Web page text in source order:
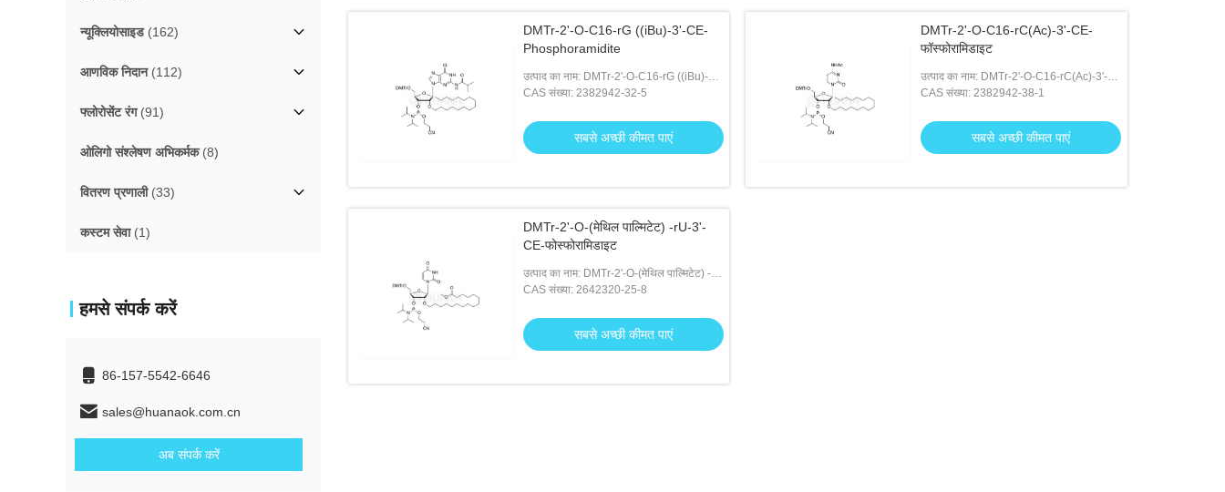
न्यूक्लियोसाइड(162)
आणविक निदान(112)
फ्लोरोसेंट रंग(91)
ओलिगो संश्लेषण अभिकर्मक(8)
वितरण प्रणाली(33)
कस्टम सेवा(1)
हमसे संपर्क करें
86-157-5542-6646
sales@huanaok.com.cn
अब संपर्क करें
DMTr-2'-O-C16-rG ((iBu)-3'-CE-
Phosphoramidite
उत्पाद का नाम: DMTr-2'-O-C16-rG ((iBu)-3'-
CE-Phosphoramidite
CAS संख्या: 2382942-32-5
सबसे अच्छी कीमत पाएं
DMTr-2'-O-C16-rC(Ac)-3'-CE-
फॉस्फोरामिडाइट
उत्पाद का नाम: DMTr-2'-O-C16-rC(Ac)-3'-
CE-फॉस्फोरामिडाइट
CAS संख्या: 2382942-38-1
सबसे अच्छी कीमत पाएं
DMTr-2'-O-(मेथिल पाल्मिटेट) -rU-3'-
CE-फोस्फोरामिडाइट
उत्पाद का नाम: DMTr-2'-O-(मेथिल पाल्मिटेट) -
rU-3'-CE-फोस्फोरामिडाइट
CAS संख्या: 2642320-25-8
सबसे अच्छी कीमत पाएं